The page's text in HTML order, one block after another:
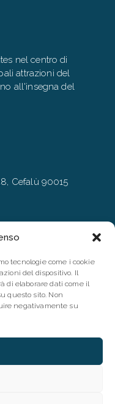
tecnologie come i cookie
del dispositivo. Il
di elaborare dati come il
questo sito. Non
negativamente su
nel centro di
attrazioni del
all'insegna del
Cefalù 90015